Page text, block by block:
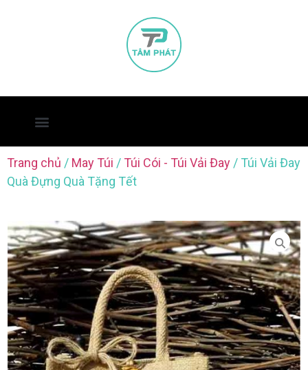
Trang chủ / May Túi / Túi Cói - Túi Vải Đay / Túi Vải Đay
Quà Đựng Quà Tặng Tết